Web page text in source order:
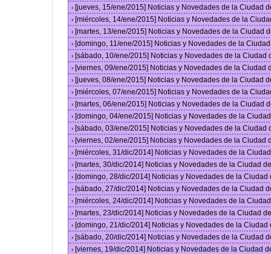
› [jueves, 15/ene/2015] Noticias y Novedades de la Ciudad
› [miércoles, 14/ene/2015] Noticias y Novedades de la
› [martes, 13/ene/2015] Noticias y Novedades de la Ciudad
› [domingo, 11/ene/2015] Noticias y Novedades de la
› [sábado, 10/ene/2015] Noticias y Novedades de la Ciudad
› [viernes, 09/ene/2015] Noticias y Novedades de la Ciudad
› [jueves, 08/ene/2015] Noticias y Novedades de la Ciudad
› [miércoles, 07/ene/2015] Noticias y Novedades de la
› [martes, 06/ene/2015] Noticias y Novedades de la Ciudad
› [domingo, 04/ene/2015] Noticias y Novedades de la
› [sábado, 03/ene/2015] Noticias y Novedades de la Ciudad
› [viernes, 02/ene/2015] Noticias y Novedades de la Ciudad
› [miércoles, 31/dic/2014] Noticias y Novedades de la
› [martes, 30/dic/2014] Noticias y Novedades de la Ciudad
› [domingo, 28/dic/2014] Noticias y Novedades de la
› [sábado, 27/dic/2014] Noticias y Novedades de la Ciudad
› [miércoles, 24/dic/2014] Noticias y Novedades de la
› [martes, 23/dic/2014] Noticias y Novedades de la Ciudad
› [domingo, 21/dic/2014] Noticias y Novedades de la
› [sábado, 20/dic/2014] Noticias y Novedades de la Ciudad
› [viernes, 19/dic/2014] Noticias y Novedades de la Ciudad